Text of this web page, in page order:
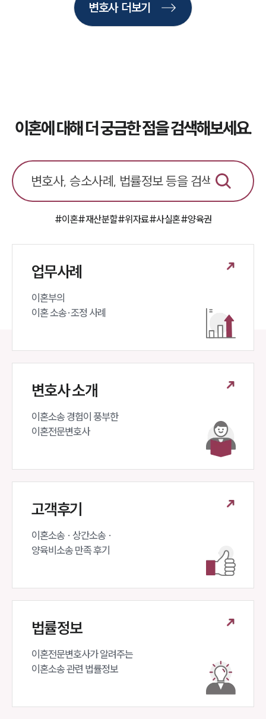
구성원 소개
이혼전문변호사
소식/자료
언론보도
공지사항
대륜법률상담예약
변호사 더보기
이혼에 대해 더 궁금한 점을 검색해보세요.
#이혼#재산분할#위자료#사실혼#양육권
업무사례
이혼부의
이혼 소송·조정 사례
변호사 소개
이혼소송 경험이 풍부한
이혼전문변호사
고객후기
이혼소송 · 상간소송 ·
양육비소송 만족 후기
법률정보
이혼전문변호사가 알려주는
이혼소송 관련 법률정보